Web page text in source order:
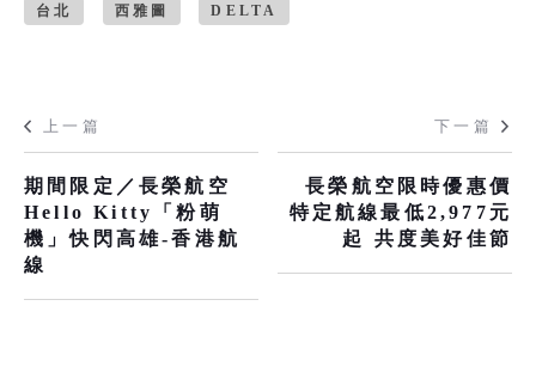
台北 西雅圖 DELTA
上一篇
期間限定／長榮航空
Hello Kitty「粉萌
機」快閃高雄-香港航
線
下一篇
長榮航空限時優惠價
特定航線最低2,977元
起 共度美好佳節